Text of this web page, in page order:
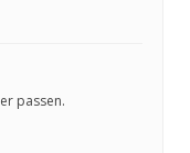
passen.